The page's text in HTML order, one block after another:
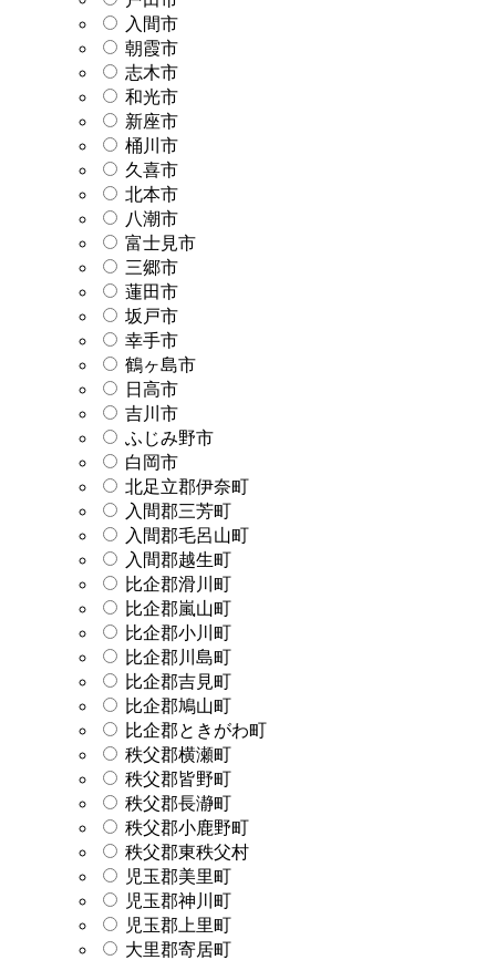
入間市
朝霞市
志木市
和光市
新座市
桶川市
久喜市
北本市
八潮市
富士見市
三郷市
蓮田市
坂戸市
幸手市
鶴ヶ島市
日高市
吉川市
ふじみ野市
白岡市
北足立郡伊奈町
入間郡三芳町
入間郡毛呂山町
入間郡越生町
比企郡滑川町
比企郡嵐山町
比企郡小川町
比企郡川島町
比企郡吉見町
比企郡鳩山町
比企郡ときがわ町
秩父郡横瀬町
秩父郡皆野町
秩父郡長瀞町
秩父郡小鹿野町
秩父郡東秩父村
児玉郡美里町
児玉郡神川町
児玉郡上里町
大里郡寄居町